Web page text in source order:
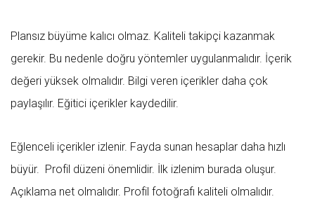
Plansız büyüme kalıcı olmaz. Kaliteli takipçi kazanmak
gerekir. Bu nedenle doğru yöntemler uygulanmalıdır. İçerik
değeri yüksek olmalıdır. Bilgi veren içerikler daha çok
paylaşılır. Eğitici içerikler kaydedilir.
Eğlenceli içerikler izlenir. Fayda sunan hesaplar daha hızlı
büyür. Profil düzeni önemlidir. İlk izlenim burada oluşur.
Açıklama net olmalıdır. Profil fotoğrafı kaliteli olmalıdır.